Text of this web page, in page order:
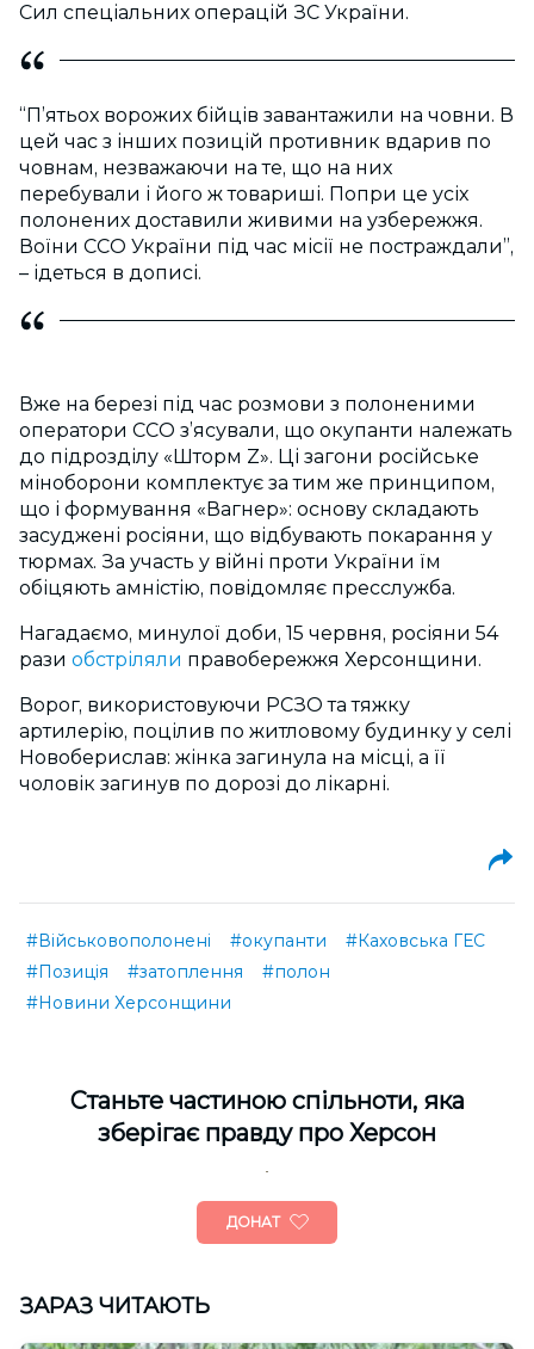
Сил спеціальних операцій ЗС України.
“П’ятьох ворожих бійців завантажили на човни. В
цей час з інших позицій противник вдарив по
човнам, незважаючи на те, що на них
перебували і його ж товариші. Попри це усіх
полонених доставили живими на узбережжя.
Воїни ССО України під час місії не постраждали”,
– ідеться в дописі.
Вже на березі під час розмови з полоненими
оператори ССО з’ясували, що окупанти належать
до підрозділу «Шторм Z». Ці загони російське
міноборони комплектує за тим же принципом,
що і формування «Вагнер»: основу складають
засуджені росіяни, що відбувають покарання у
тюрмах. За участь у війні проти України їм
обіцяють амністію, повідомляє пресслужба.
Нагадаємо, минулої доби, 15 червня, росіяни 54
рази обстріляли правобережжя Херсонщини.
Ворог, використовуючи РСЗО та тяжку
артилерію, поцілив по житловому будинку у селі
Новоберислав: жінка загинула на місці, а її
чоловік загинув по дорозі до лікарні.
#Військовополонені #окупанти
#Каховська ГЕС
#Позиція
#затоплення
#полон
#Новини Херсонщини
Cтаньте частиною спільноти, яка
зберігає правду про Херсон
ДОНАТ
ЗАРАЗ ЧИТАЮТЬ